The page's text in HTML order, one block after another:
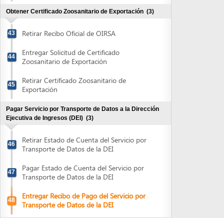
47
Transporte de Datos de la DEI
48
Entregar Recibo de Pago del Servicio por
Obtener Autorización de Formulario Aduanero Único
Centroamericano(2)
49
Entregar el Formulario Aduanero Único
Centroamericano (FAUCA)
50
Retirar Formulario Aduanero Único
Centroamericano (FAUCA)
Obtener autorización Declaración de Exportación del
Banco Central de Honduras (>us$3,000)
51
Obtener y completar la Declaración de
Exportación del Banco Central de
Honduras
52 Presentar la Declaración de Exportación
para autorización